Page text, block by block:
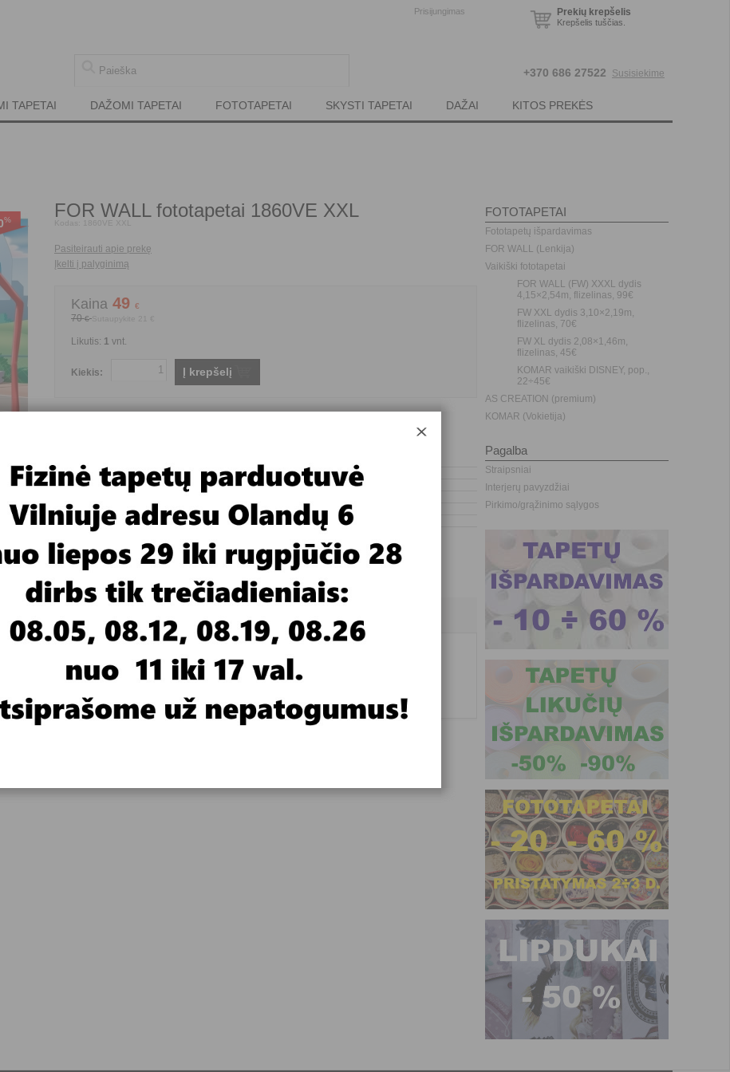
Prisijungimas Prekių krepšelis
Krepšelis tuščias.
+370 686 27522 Susisiekime
TAPETAI DAŽOMI TAPETAI FOTOTAPETAI SKYSTI TAPETAI DAŽAI KITOS PREKĖS
% % -30
FOR WALL fototapetai 1860VE XXL
Kodas: 1860VE XXL
Pasiteirauti apie prekę
Įkelti į palyginimą
Kaina 49 €
70€
Likutis: 1 vnt.
Kiekis: Į krepšelį
Yra prekyboje ar užsakomi
Yra prekyboje
Fototapeto pagrindas
Flizelinas
Fototapeto plotis
nuo 3 iki 4 metrų
Fototapeto aukštis
daugiau kaip 2 metrai
Fototapeto kaina
juostų per visą fototapetų aukštį.
nuo pavyzdžio monitoriuje.
FOTOTAPETAI
Fototapetų išpardavimas
FOR WALL (Lenkija)
Vaikiški fototapetai
FOR WALL (FW) XXXL dydis
4,15×2,54m, flizelinas, 99€
FW XXL dydis 3,10×2,19m,
flizelinas, 70€
FW XL dydis 2,08×1,46m,
flizelinas, 45€
KOMAR vaikiški DISNEY, pop.,
22÷45€
AS CREATION (premium)
KOMAR (Vokietija)
Pagalba
Straipsniai
Interjerų pavyzdžiai
Pirkimo/grąžinimo sąlygos